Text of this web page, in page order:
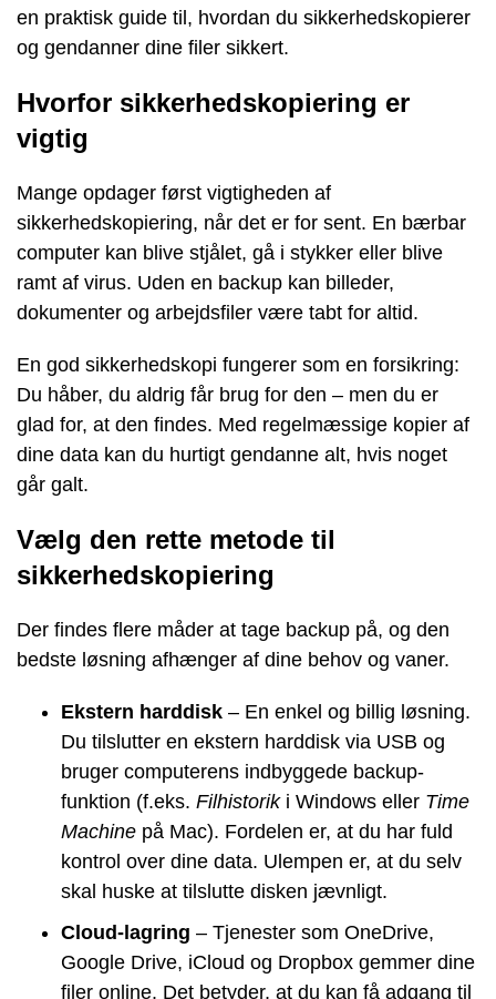
en praktisk guide til, hvordan du sikkerhedskopierer
og gendanner dine filer sikkert.
Hvorfor sikkerhedskopiering er
vigtig
Mange opdager først vigtigheden af
sikkerhedskopiering, når det er for sent. En bærbar
computer kan blive stjålet, gå i stykker eller blive
ramt af virus. Uden en backup kan billeder,
dokumenter og arbejdsfiler være tabt for altid.
En god sikkerhedskopi fungerer som en forsikring:
Du håber, du aldrig får brug for den – men du er
glad for, at den findes. Med regelmæssige kopier af
dine data kan du hurtigt gendanne alt, hvis noget
går galt.
Vælg den rette metode til
sikkerhedskopiering
Der findes flere måder at tage backup på, og den
bedste løsning afhænger af dine behov og vaner.
Ekstern harddisk – En enkel og billig løsning.
Du tilslutter en ekstern harddisk via USB og
bruger computerens indbyggede backup-
funktion (f.eks. Filhistoriki Windows eller Time
Machine på Mac). Fordelen er, at du har fuld
kontrol over dine data. Ulempen er, at du selv
skal huske at tilslutte disken jævnligt.
Cloud-lagring – Tjenester som OneDrive,
Google Drive, iCloud og Dropbox gemmer dine
filer online. Det betyder, at du kan få adgang til